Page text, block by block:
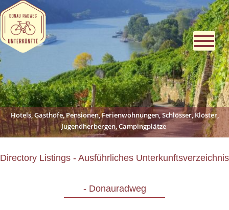
Hotels, Gasthöfe, Pensionen, Ferienwohnungen, Schlösser, Klöster,
Jugendherbergen, Campingplätze
Directory Listings - Ausführliches Unterkunftsverzeichnis
- Donauradweg